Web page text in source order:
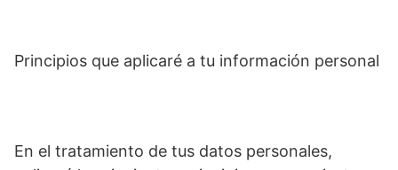
Principios que aplicaré a tu información personal
En el tratamiento de tus datos personales,